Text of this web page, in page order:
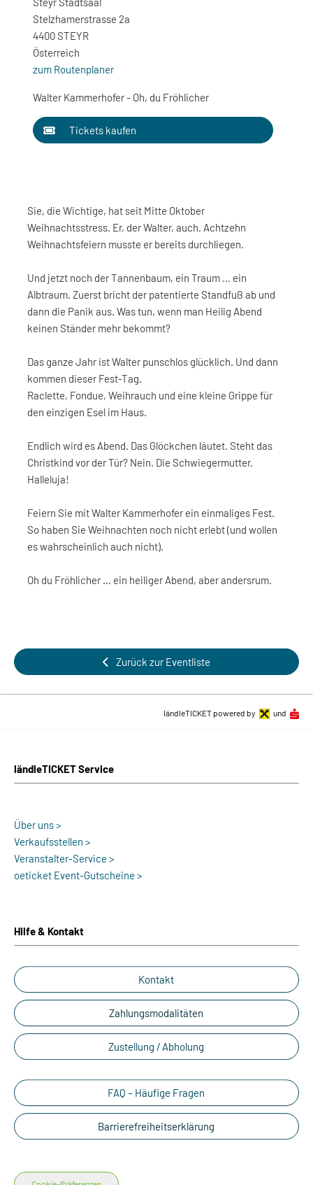
Stelzhamerstrasse 2a
4400 STEYR
Österreich
zum Routenplaner
Walter Kammerhofer - Oh, du Fröhlicher
Tickets kaufen
Sie, die Wichtige, hat seit Mitte Oktober
Weihnachtsstress. Er, der Walter, auch. Achtzehn
Weihnachtsfeiern musste er bereits durchliegen.
Und jetzt noch der Tannenbaum, ein Traum … ein
Albtraum. Zuerst bricht der patentierte Standfuß ab und
dann die Panik aus. Was tun, wenn man Heilig Abend
keinen Ständer mehr bekommt?
Das ganze Jahr ist Walter punschlos glücklich. Und dann
kommen dieser Fest-Tag.
Raclette, Fondue, Weihrauch und eine kleine Grippe für
den einzigen Esel im Haus.
Endlich wird es Abend. Das Glöckchen läutet. Steht das
Christkind vor der Tür? Nein. Die Schwiegermutter.
Halleluja!
Feiern Sie mit Walter Kammerhofer ein einmaliges Fest.
So haben Sie Weihnachten noch nicht erlebt (und wollen
es wahrscheinlich auch nicht).
Oh du Fröhlicher … ein heiliger Abend, aber andersrum.
Zurück zur Eventliste
ländleTICKET Service
Über uns >
Verkaufsstellen >
Veranstalter-Service >
oeticket Event-Gutscheine >
Hilfe & Kontakt
Kontakt
Zahlungsmodalitäten
Zustellung / Abholung
FAQ – Häufige Fragen
Barrierefreiheitserklärung
ländleTICKET powered by und